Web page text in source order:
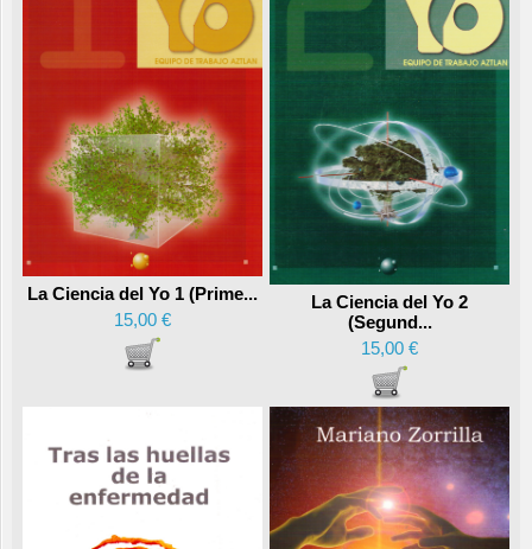
La Ciencia del Yo 1 (Prime...
15,00 €
La Ciencia del Yo 2
(Segund...
15,00 €